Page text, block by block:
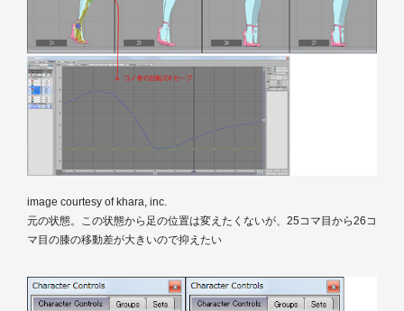
image courtesy of khara, inc.
元の状態。この状態から足の位置は変えたくないが、25コマ目から26コ
マ目の膝の移動差が大きいので抑えたい